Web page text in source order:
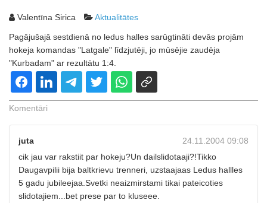
Valentīna Sirica Aktualitātes
Pagājušajā sestdienā no ledus halles sarūgtināti devās projām
hokeja komandas "Latgale" līdzjutēji, jo mūsējie zaudēja
"Kurbadam" ar rezultātu 1:4.
Komentāri
24.11.2004 09:08
juta
cik jau var rakstiit par hokeju?Un dailslidotaaji?!Tikko
Daugavpilii bija baltkrievu trenneri, uzstaajaas Ledus hallles
5 gadu jubileejaa.Svetki neaizmirstami tikai pateicoties
slidotajiem...bet prese par to kluseee.